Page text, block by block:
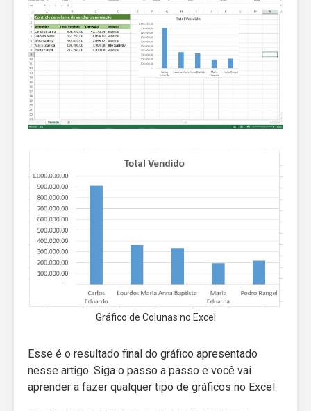
Gráfico de Colunas no Excel
Esse é o resultado final do gráfico apresentado
nesse artigo. Siga o passo a passo e você vai
aprender a fazer qualquer tipo de gráficos no Excel.